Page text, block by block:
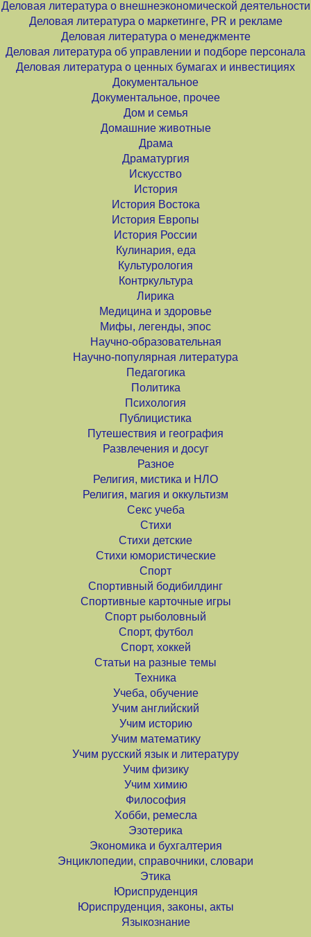
Деловая литература о внешнеэкономической деятельности
Деловая литература о маркетинге, PR и рекламе
Деловая литература о менеджменте
Деловая литература об управлении и подборе персонала
Деловая литература о ценных бумагах и инвестициях
Документальное
Документальное, прочее
Дом и семья
Домашние животные
Драма
Драматургия
Искусство
История
История Востока
История Европы
История России
Кулинария, еда
Культурология
Контркультура
Лирика
Медицина и здоровье
Мифы, легенды, эпос
Научно-образовательная
Научно-популярная литература
Педагогика
Политика
Психология
Публицистика
Путешествия и география
Развлечения и досуг
Разное
Религия, мистика и НЛО
Религия, магия и оккультизм
Секс учеба
Стихи
Стихи детские
Стихи юмористические
Спорт
Спортивный бодибилдинг
Спортивные карточные игры
Спорт рыболовный
Спорт, футбол
Спорт, хоккей
Статьи на разные темы
Техника
Учеба, обучение
Учим английский
Учим историю
Учим математику
Учим русский язык и литературу
Учим физику
Учим химию
Философия
Хобби, ремесла
Эзотерика
Экономика и бухгалтерия
Энциклопедии, справочники, словари
Этика
Юриспруденция
Юриспруденция, законы, акты
Языкознание